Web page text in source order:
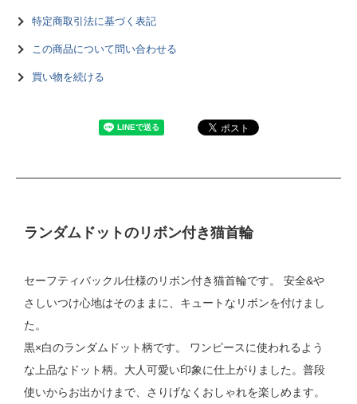
特定商取引法に基づく表記
この商品について問い合わせる
買い物を続ける
ランダムドットのリボン付き猫首輪
セーフティバックル仕様のリボン付き猫首輪です。 安全&や
さしいつけ心地はそのままに、キュートなリボンを付けまし
た。
黒×白のランダムドット柄です。 ワンピースに使われるよう
な上品なドット柄。大人可愛い印象に仕上がりました。普段
使いからお出かけまで、さりげなくおしゃれを楽しめます。